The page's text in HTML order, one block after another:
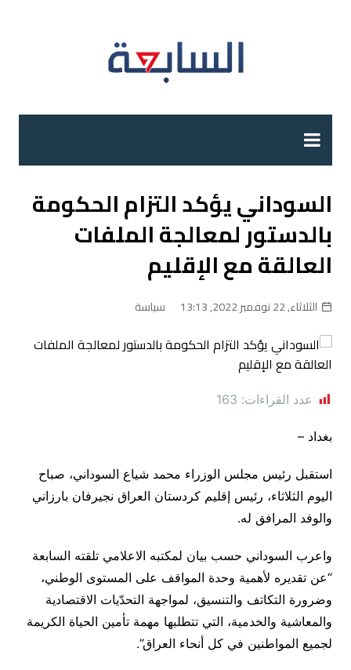
السوداني يؤكد التزام الحكومة
بالدستور لمعالجة الملفات
العالقة مع الإقليم
الثلاثاء, 22 نوفمبر 2022, 13:13 سياسة
عدد القراءات: 163
بغداد –
استقبل رئيس مجلس الوزراء محمد شياع السوداني، صباح
اليوم الثلاثاء، رئيس إقليم كردستان العراق نجيرفان بارزاني
والوفد المرافق له.
واعرب السوداني حسب بيان لمكتبه الاعلامي تلقته السابعة
“عن تقديره لأهمية وحدة المواقف على المستوى الوطني،
وضرورة التكاتف والتنسيق، لمواجهة التحدّيات الاقتصادية
والمعاشية والخدمية، التي تتطلبها مهمة تأمين الحياة الكريمة
لجميع المواطنين في كل أنحاء العراق”.